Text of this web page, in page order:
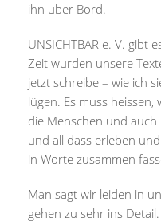
ihn über Bord.
UNSICHTBAR e. V. gibt
Zeit wurden unsere
jetzt schreibe – wie ich
lügen. Es muss
die Menschen und
und all dass erleben
in Worte zusammen
Man sagt wir leiden in
gehen zu sehr ins